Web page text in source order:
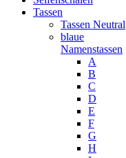
Tassen
Tassen Neutral
blaue
Namenstassen
A
B
C
D
E
F
G
H